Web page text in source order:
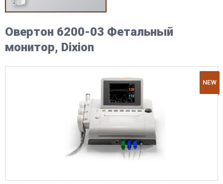
Овертон 6200-03 Фетальный
монитор, Dixion
NEW